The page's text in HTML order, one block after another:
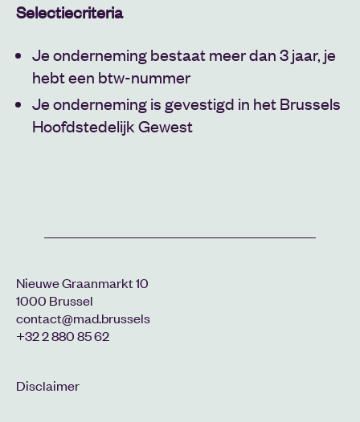
Selectiecriteria
Je onderneming bestaat meer dan 3 jaar, je
hebt een btw-nummer
Je onderneming is gevestigd in het Brussels
Hoofdstedelijk Gewest
Nieuwe Graanmarkt 10
1000 Brussel
contact@mad.brussels
+32 2 880 85 62
Disclaimer